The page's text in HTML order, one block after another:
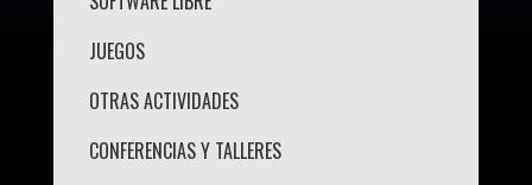
JUEGOS
OTRAS ACTIVIDADES
CONFERENCIAS Y TALLERES